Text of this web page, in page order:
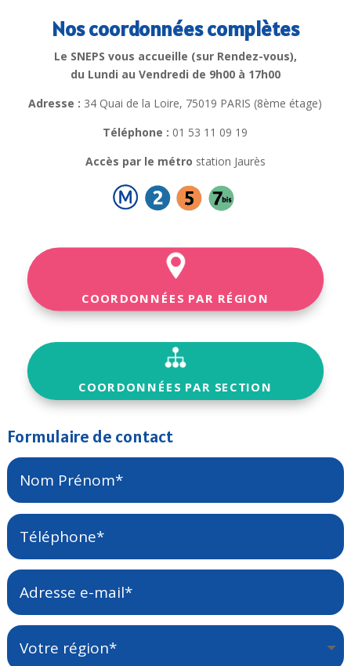
Nos coordonnées complètes
Le SNEPS vous accueille (sur Rendez-vous),
du Lundi au Vendredi de 9h00 à 17h00
Adresse : 34 Quai de la Loire, 75019 PARIS (8ème étage)
Téléphone : 01 53 11 09 19
Accès par le métro station Jaurès
COORDONNÉES PAR RÉGION
COORDONNÉES PAR SECTION
Formulaire de contact